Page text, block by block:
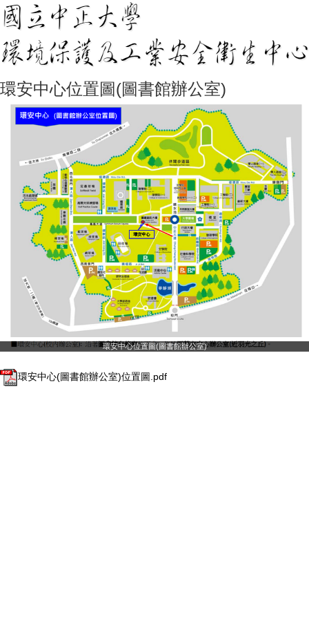
環安中心位置圖(圖書館辦公室)
環安中心位置圖(圖書館辦公室)
環安中心(圖書館辦公室)位置圖.pdf